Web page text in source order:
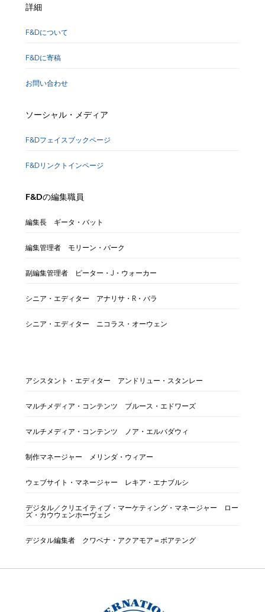
詳細
F&Dについて
F&Dに寄稿
お問い合わせ
ソーシャル・メディア
F&Dフェイスブックページ
F&Dリンクトインページ
F&Dの編集職員
編集長 ギータ・バット
編集管理者 モリーン・バーク
副編集管理者 ピーター・J・ウォーカー
シニア・エディター アナリサ・R・バラ
シニア・エディター ニコラス・オーウェン
アシスタント・エディター アンドリュー・スタンレー
マルチメディア・コンテンツ ブルース・エドワーズ
マルチメディア・コンテンツ ノア・エルバダウィ
制作マネージャー メリンダ・ウィアー
ウェブサイト・マネージャー レキア・エナブルシ
デジタル／クリエイティブ・マーケティング・マネージャー ロー
ズ・カウウェンホーヴェン
デジタル編集者 クワベナ・アクアモア＝ボアテング